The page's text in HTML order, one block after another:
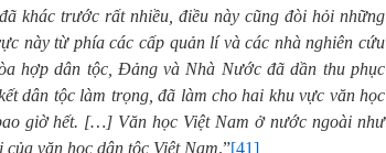
khác trước rất nhiều, điều này cũng đòi hỏi những
này từ phía các cấp quản lí và các nhà nghiên cứu
hợp dân tộc, Đảng và Nhà Nước đã dần thu phục
dân tộc làm trọng, đã làm cho hai khu vực văn học
giờ hết. […] Văn học Việt Nam ở nước ngoài như
văn học dân tộc Việt Nam.”[41]